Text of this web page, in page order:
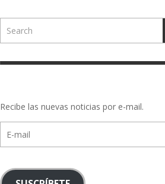
Recibe las nuevas noticias por e-mail.
mail